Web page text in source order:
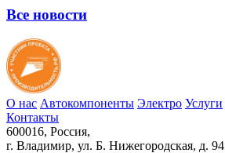
Все новости
О нас Автокомпоненты Электро Услуги
Контакты
600016, Россия,
г. Владимир, ул. Б. Нижегородская, д. 94